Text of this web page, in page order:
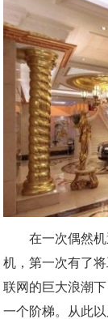
在一次偶然
机，第一次有了
联网的巨大浪潮
一个阶梯。从此